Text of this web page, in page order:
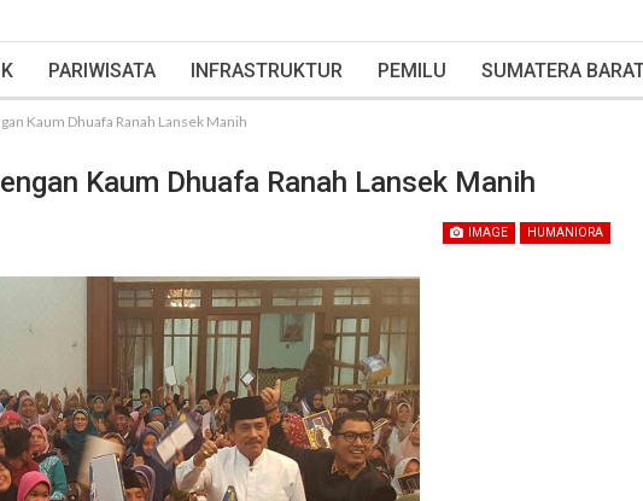
PARIWISATA INFRASTRUKTUR PEMILU SUMATERA
Kaum Dhuafa Ranah Lansek Manih
Kaum Dhuafa Ranah Lansek Manih
IMAGE HUMANIORA